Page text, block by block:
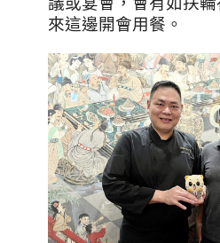
來這邊開會用餐。